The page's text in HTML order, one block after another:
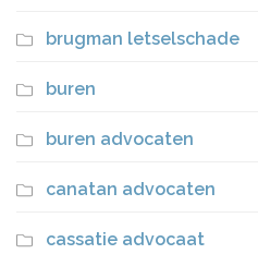
brugman letselschade
buren
buren advocaten
canatan advocaten
cassatie advocaat